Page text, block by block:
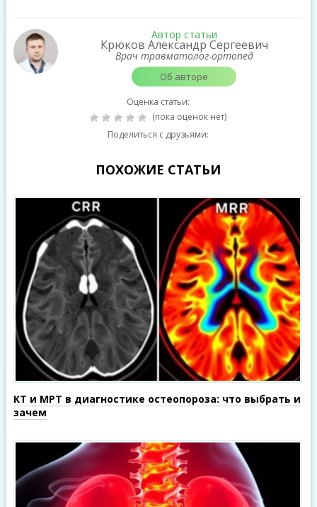
Автор статьи
Крюков Александр Сергеевич
Врач травматолог-ортопед
Об авторе
Оценка статьи:
(пока оценок нет)
Поделиться с друзьями:
ПОХОЖИЕ СТАТЬИ
КТ и МРТ в диагностике остеопороза: что выбрать и
зачем